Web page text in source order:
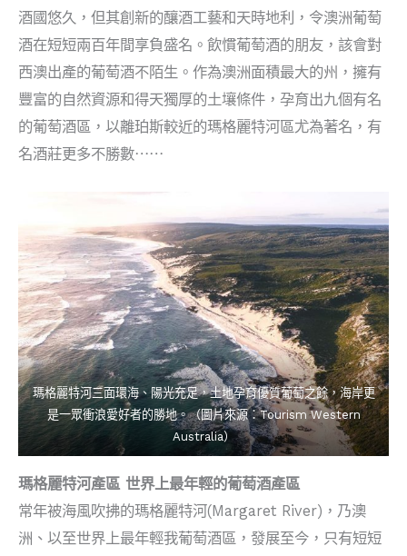
酒國悠久，但其創新的釀酒工藝和天時地利，令澳洲葡萄
酒在短短兩百年間享負盛名。飲慣葡萄酒的朋友，該會對
西澳出產的葡萄酒不陌生。作為澳洲面積最大的州，擁有
豐富的自然資源和得天獨厚的土壤條件，孕育出九個有名
的葡萄酒區，以離珀斯較近的瑪格麗特河區尤為著名，有
名酒莊更多不勝數⋯⋯
瑪格麗特河三面環海、陽光充足，土地孕育優質葡萄之餘，海岸更
是一眾衝浪愛好者的勝地。（圖片來源：Tourism Western
Australia）
瑪格麗特河產區 世界上最年輕的葡萄酒產區
常年被海風吹拂的瑪格麗特河(Margaret River)，乃澳
洲、以至世界上最年輕我葡萄酒區，發展至今，只有短短